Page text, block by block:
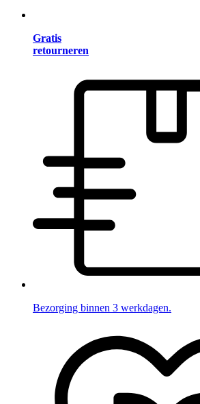
Gratis
retourneren
Bezorging binnen 3 werkdagen.